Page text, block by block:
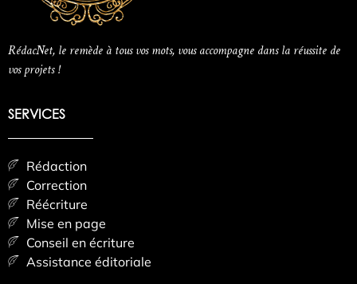
RédacNet, le remède à tous vos mots, vous accompagne dans la réussite de
vos projets !
SERVICES
Rédaction
Correction
Réécriture
Mise en page
Conseil en écriture
Assistance éditoriale